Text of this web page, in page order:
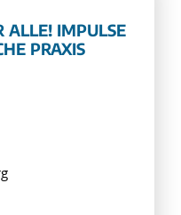
ALLE! IMPULSE
PRAXIS